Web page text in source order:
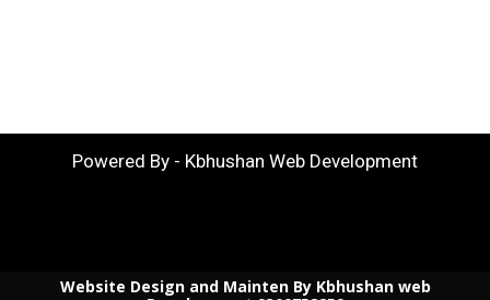
Powered By - Kbhushan Web Development
Website Design and Mainten By Kbhushan web